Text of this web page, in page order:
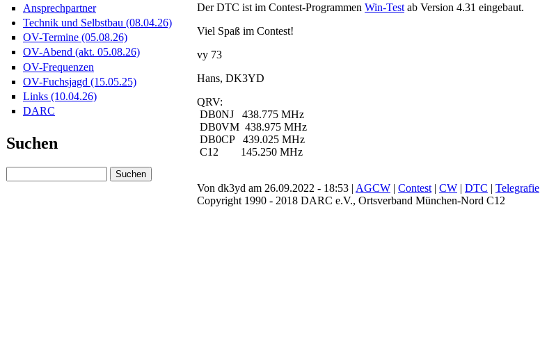
Ansprechpartner
Technik und Selbstbau (08.04.26)
OV-Termine (05.08.26)
OV-Abend (akt. 05.08.26)
OV-Frequenzen
OV-Fuchsjagd (15.05.25)
Links (10.04.26)
DARC
Suchen
Der DTC ist im Contest-Programmen Win-Test ab Version 4.31 eingebaut.
Viel Spaß im Contest!
vy 73
Hans, DK3YD
QRV:
DB0NJ 438.775 MHz
DB0VM 438.975 MHz
DB0CP 439.025 MHz
C12 145.250 MHz
Von dk3yd am 26.09.2022 - 18:53 | AGCW | Contest | CW | DTC | Telegrafie
Copyright 1990 - 2018 DARC e.V., Ortsverband München-Nord C12